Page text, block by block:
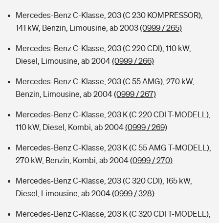
Mercedes-Benz C-Klasse, 203 (C 230 KOMPRESSOR),
141 kW, Benzin, Limousine, ab 2003(0999 / 265)
Mercedes-Benz C-Klasse, 203 (C 220 CDI), 110 kW,
Diesel, Limousine, ab 2004(0999 / 266)
Mercedes-Benz C-Klasse, 203 (C 55 AMG), 270 kW,
Benzin, Limousine, ab 2004(0999 / 267)
Mercedes-Benz C-Klasse, 203 K (C 220 CDI T-MODELL),
110 kW, Diesel, Kombi, ab 2004(0999 / 269)
Mercedes-Benz C-Klasse, 203 K (C 55 AMG T-MODELL),
270 kW, Benzin, Kombi, ab 2004(0999 / 270)
Mercedes-Benz C-Klasse, 203 (C 320 CDI), 165 kW,
Diesel, Limousine, ab 2004(0999 / 328)
Mercedes-Benz C-Klasse, 203 K (C 320 CDI T-MODELL),